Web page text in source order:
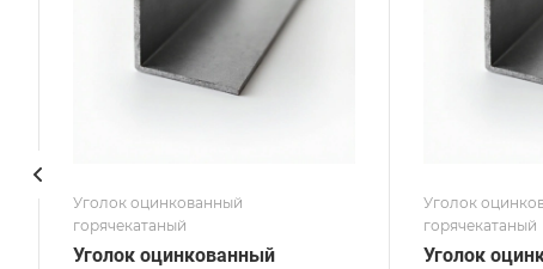
Уголок оцинкованный
горячекатаный
Уголок оцинкованный
Толщина, мм
Сплав / Марка стали
Оцинкованное
Уголок
горячекатаный
Уголок
Сплав